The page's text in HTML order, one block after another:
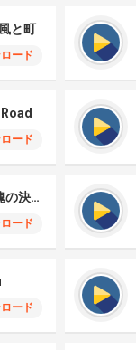
と町
ード
ード
米津玄師, キングダム 魂の決戦 – 公開記念PV
ード
ード